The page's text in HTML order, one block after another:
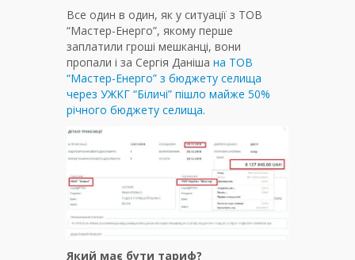
Все один в один, як у ситуації з ТОВ
“Мастер-Енерго”, якому перше
заплатили гроші мешканці, вони
пропали і за Сергія Даніша на ТОВ
“Мастер-Енерго” з бюджету селища
через УЖКГ “Біличі” пішло майже 50%
річного бюджету селища.
Який має бути тариф?